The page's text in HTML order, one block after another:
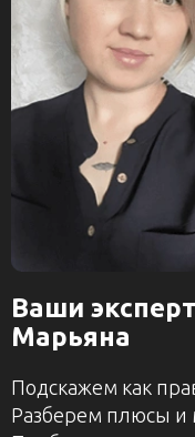
Ваши
Марьяна
Подскажем как
Разберем плюсы и